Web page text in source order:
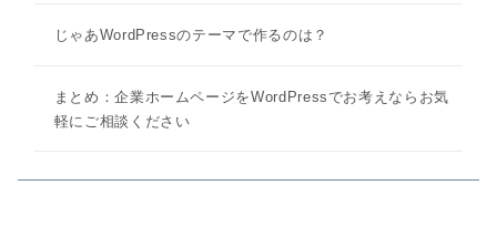
じゃあWordPressのテーマで作るのは？
まとめ：企業ホームページをWordPressでお考えならお気
軽にご相談ください